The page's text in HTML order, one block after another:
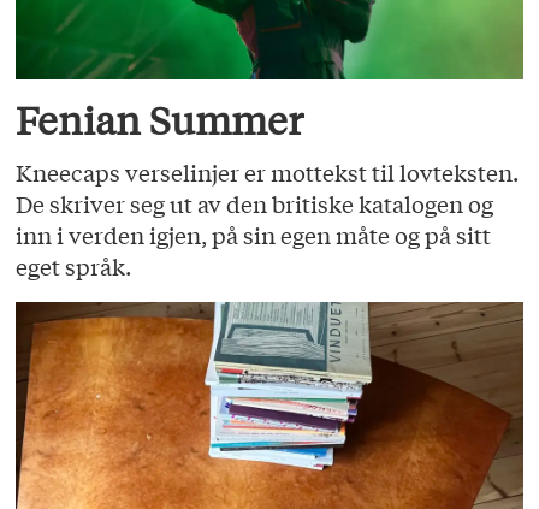
Fenian Summer
Kneecaps verselinjer er mottekst til lovteksten.
De skriver seg ut av den britiske katalogen og
inn i verden igjen, på sin egen måte og på sitt
eget språk.